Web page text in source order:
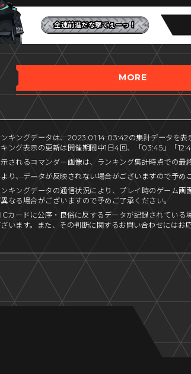
全速前進だな撃てぇーっ！
全速前進だな撃てぇーっ！
全速前進だな撃てぇーっ！
MORE
キングデータは、2023.01.14 03:42の集計データを表
ング表示の更新は開催期間中1日4回、「03:45」「
されるコマンダー画像は、ランキング集計時点での最
り、データが反映されない場合がございますので予め
キングデータの通信状況により、プレイ時のゲーム画
なる場合がございますので予めご了承ください。
カードに公序・良俗に反するデータが記録されている
います。また、その判断に関するお問い合わせにはお